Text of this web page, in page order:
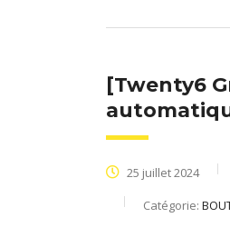
[Twenty6
25 juillet 2024
Catégorie: